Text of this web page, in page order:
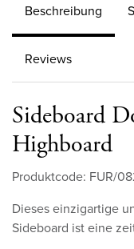
Beschreibung
Reviews
Sideboard
Highboard
Produktcode: FUR/
Dieses einzigartige
Sideboard ist eine